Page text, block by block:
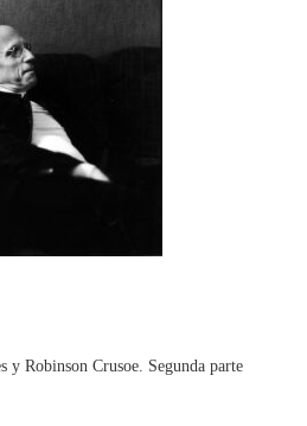
y Robinson Crusoe. Segunda parte